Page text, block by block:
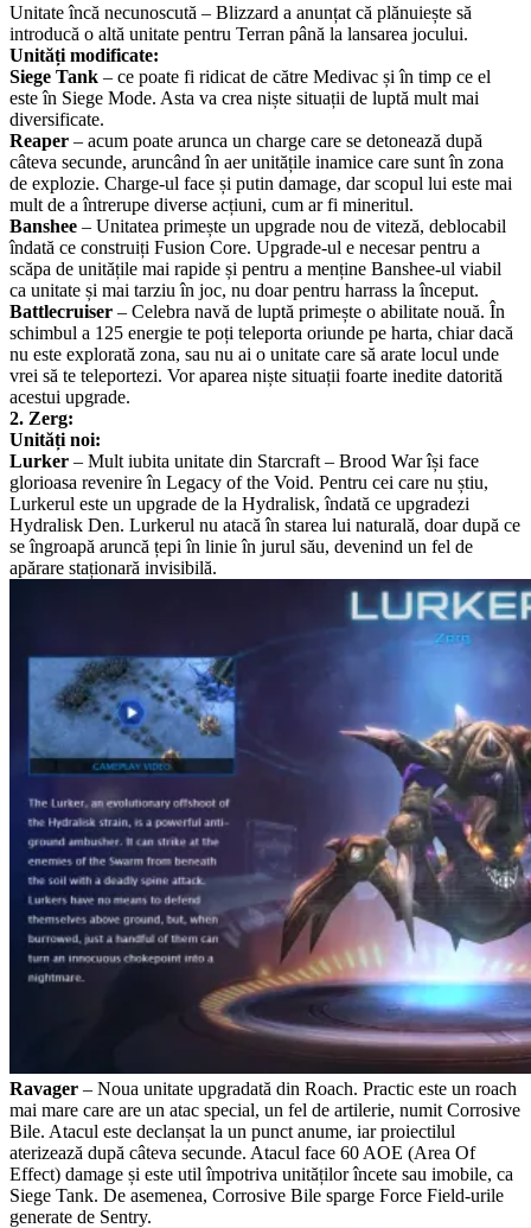
Unitate încă necunoscută – Blizzard a anunțat că plănuiește să
introducă o altă unitate pentru Terran până la lansarea jocului.
Unități modificate:
Siege Tank – ce poate fi ridicat de către Medivac și în timp ce el
este în Siege Mode. Asta va crea niște situații de luptă mult mai
diversificate.
Reaper – acum poate arunca un charge care se detonează după
câteva secunde, aruncând în aer unitățile inamice care sunt în zona
de explozie. Charge-ul face și putin damage, dar scopul lui este mai
mult de a întrerupe diverse acțiuni, cum ar fi mineritul.
Banshee – Unitatea primește un upgrade nou de viteză, deblocabil
îndată ce construiți Fusion Core. Upgrade-ul e necesar pentru a
scăpa de unitățile mai rapide și pentru a menține Banshee-ul viabil
ca unitate și mai tarziu în joc, nu doar pentru harrass la început.
Battlecruiser – Celebra navă de luptă primește o abilitate nouă. În
schimbul a 125 energie te poți teleporta oriunde pe harta, chiar dacă
nu este explorată zona, sau nu ai o unitate care să arate locul unde
vrei să te teleportezi. Vor aparea niște situații foarte inedite datorită
acestui upgrade.
2. Zerg:
Unități noi:
Lurker – Mult iubita unitate din Starcraft – Brood War își face
glorioasa revenire în Legacy of the Void. Pentru cei care nu știu,
Lurkerul este un upgrade de la Hydralisk, îndată ce upgradezi
Hydralisk Den. Lurkerul nu atacă în starea lui naturală, doar după ce
se îngroapă aruncă țepi în linie în jurul său, devenind un fel de
apărare staționară invisibilă.
Ravager – Noua unitate upgradată din Roach. Practic este un roach
mai mare care are un atac special, un fel de artilerie, numit Corrosive
Bile. Atacul este declanșat la un punct anume, iar proiectilul
aterizează după câteva secunde. Atacul face 60 AOE (Area Of
Effect) damage și este util împotriva unităților încete sau imobile, ca
Siege Tank. De asemenea, Corrosive Bile sparge Force Field-urile
generate de Sentry.